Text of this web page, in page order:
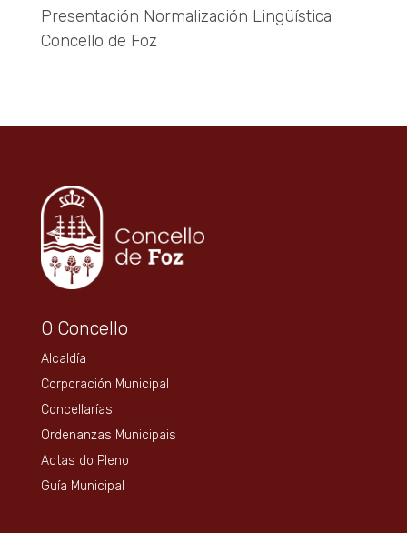
Presentación Normalización Lingüística
Concello de Foz
O Concello
Alcaldía
Corporación Municipal
Concellarías
Ordenanzas Municipais
Actas do Pleno
Guía Municipal